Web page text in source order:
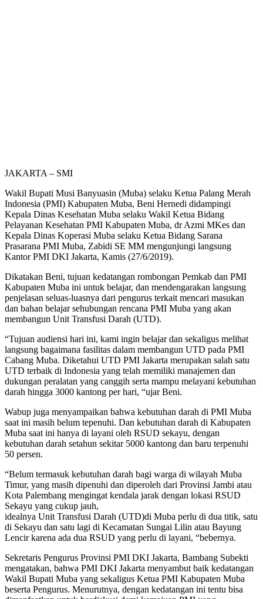
JAKARTA – SMI
Wakil Bupati Musi Banyuasin (Muba) selaku Ketua Palang Merah
Indonesia (PMI) Kabupaten Muba, Beni Hernedi didampingi
Kepala Dinas Kesehatan Muba selaku Wakil Ketua Bidang
Pelayanan Kesehatan PMI Kabupaten Muba, dr Azmi MKes dan
Kepala Dinas Koperasi Muba selaku Ketua Bidang Sarana
Prasarana PMI Muba, Zabidi SE MM mengunjungi langsung
Kantor PMI DKI Jakarta, Kamis (27/6/2019).
Dikatakan Beni, tujuan kedatangan rombongan Pemkab dan PMI
Kabupaten Muba ini untuk belajar, dan mendengarakan langsung
penjelasan seluas-luasnya dari pengurus terkait mencari masukan
dan bahan belajar sehubungan rencana PMI Muba yang akan
membangun Unit Transfusi Darah (UTD).
“Tujuan audiensi hari ini, kami ingin belajar dan sekaligus melihat
langsung bagaimana fasilitas dalam membangun UTD pada PMI
Cabang Muba. Diketahui UTD PMI Jakarta merupakan salah satu
UTD terbaik di Indonesia yang telah memiliki manajemen dan
dukungan peralatan yang canggih serta mampu melayani kebutuhan
darah hingga 3000 kantong per hari, “ujar Beni.
Wabup juga menyampaikan bahwa kebutuhan darah di PMI Muba
saat ini masih belum tepenuhi. Dan kebutuhan darah di Kabupaten
Muba saat ini hanya di layani oleh RSUD sekayu, dengan
kebutuhan darah setahun sekitar 5000 kantong dan baru terpenuhi
50 persen.
“Belum termasuk kebutuhan darah bagi warga di wilayah Muba
Timur, yang masih dipenuhi dan diperoleh dari Provinsi Jambi atau
Kota Palembang mengingat kendala jarak dengan lokasi RSUD
Sekayu yang cukup jauh,
idealnya Unit Transfusi Darah (UTD)di Muba perlu di dua titik, satu
di Sekayu dan satu lagi di Kecamatan Sungai Lilin atau Bayung
Lencir karena ada dua RSUD yang perlu di layani, “bebernya.
Sekretaris Pengurus Provinsi PMI DKI Jakarta, Bambang Subekti
mengatakan, bahwa PMI DKI Jakarta menyambut baik kedatangan
Wakil Bupati Muba yang sekaligus Ketua PMI Kabupaten Muba
beserta Pengurus. Menurutnya, dengan kedatangan ini tentu bisa